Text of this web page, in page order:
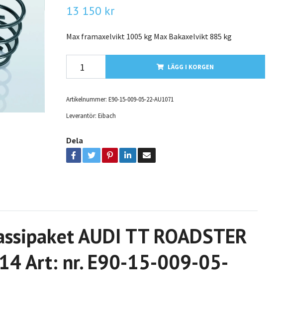
13 150 kr
Max framaxelvikt 1005 kg Max Bakaxelvikt 885 kg
LÄGG I KORGEN
Artikelnummer: E90-15-009-05-22-AU1071
Leverantör: Eibach
Dela
AUDI TT ROADSTER
Art: nr. E90-15-009-05-